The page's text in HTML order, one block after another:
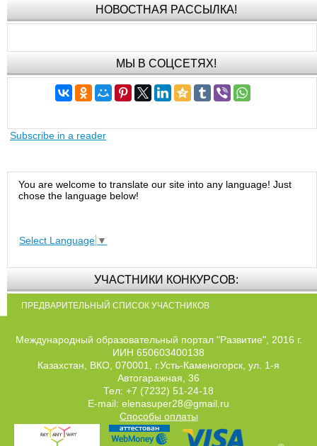
НОВОСТНАЯ РАССЫЛКА!
МЫ В СОЦСЕТЯХ!
Subscribe in a reader
You are welcome to translate our site into any language! Just
chose the language below!
Select Language ▼
УЧАСТНИКИ КОНКУРСОВ:
ПРЕДВАРИТЕЛЬНЫЙ СПИСОК УЧАСТНИКОВ
Международный образовательный портал "Развитие", 2016 г.
ИИН 650603400138
Казахстан, ВКО, 070001, г.Усть-Каменогорск, ул. 1-я
Автогаражная, 36
Тел: +7 (7232) 51-24-18
E-mail: elenasuper28@gmail.ru
Способы оплаты